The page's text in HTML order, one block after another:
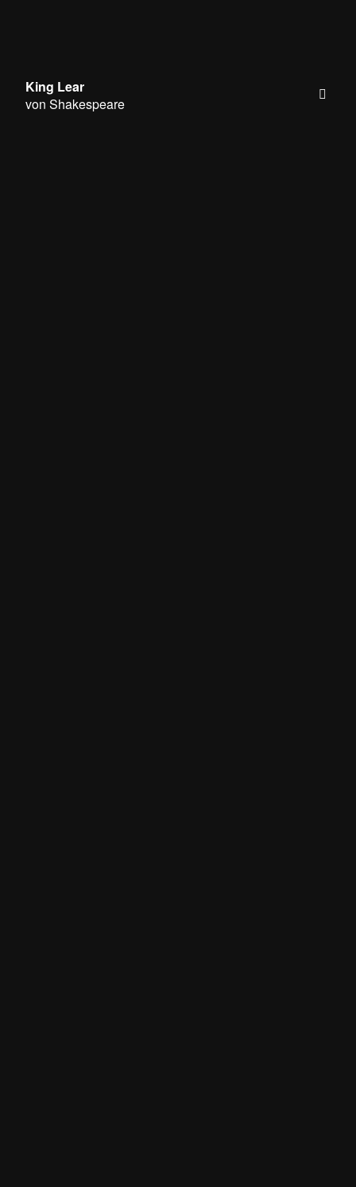
King Lear
von Shakespeare